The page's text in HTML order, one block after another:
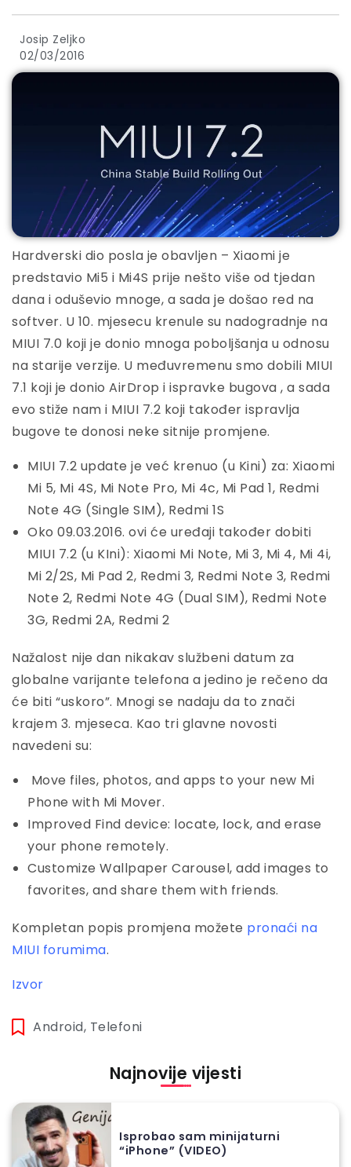
Josip Zeljko
02/03/2016
Hardverski dio posla je obavljen – Xiaomi je
predstavio Mi5 i Mi4S prije nešto više od tjedan
dana i oduševio mnoge, a sada je došao red na
softver. U 10. mjesecu krenule su nadogradnje na
MIUI 7.0 koji je donio mnoga poboljšanja u odnosu
na starije verzije. U međuvremenu smo dobili MIUI
7.1 koji je donio AirDrop i ispravke bugova , a sada
evo stiže nam i MIUI 7.2 koji također ispravlja
bugove te donosi neke sitnije promjene.
MIUI 7.2 update je već krenuo (u Kini) za: Xiaomi
Mi 5, Mi 4S, Mi Note Pro, Mi 4c, Mi Pad 1, Redmi
Note 4G (Single SIM), Redmi 1S
Oko 09.03.2016. ovi će uređaji također dobiti
MIUI 7.2 (u KIni): Xiaomi Mi Note, Mi 3, Mi 4, Mi 4i,
Mi 2/2S, Mi Pad 2, Redmi 3, Redmi Note 3, Redmi
Note 2, Redmi Note 4G (Dual SIM), Redmi Note
3G, Redmi 2A, Redmi 2
Nažalost nije dan nikakav službeni datum za
globalne varijante telefona a jedino je rečeno da
će biti “uskoro”. Mnogi se nadaju da to znači
krajem 3. mjeseca. Kao tri glavne novosti
navedeni su:
Move files, photos, and apps to your new Mi
Phone with Mi Mover.
Improved Find device: locate, lock, and erase
your phone remotely.
Customize Wallpaper Carousel, add images to
favorites, and share them with friends.
Kompletan popis promjena možete pronaći na
MIUI forumima.
Izvor
Android, Telefoni
Najnovije vijesti
Isprobao sam minijaturni
“iPhone” (VIDEO)